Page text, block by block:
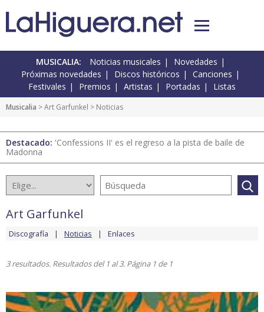
MUSICALIA: Noticias musicales
Novedades
Próximas novedades
Discos históricos
Canciones
Festivales
Premios Artistas Portadas Listas
Musicalia >Art Garfunkel > Noticias
Destacado: 'Confessions II' es el regreso a la pista de baile de
Madonna
Art Garfunkel
Discografía Noticias Enlaces
3 resultados. Resultados del 1 al 3. Página 1 de 1